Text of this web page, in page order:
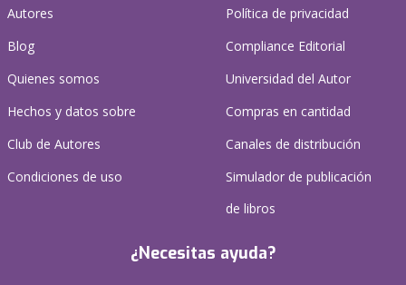
Autores
Blog
Quienes somos
Hechos y datos sobre
Club de Autores
Condiciones de uso
Política de privacidad
Compliance Editorial
Universidad del Autor
Compras en cantidad
Canales de distribución
Simulador de publicación
de libros
¿Necesitas ayuda?